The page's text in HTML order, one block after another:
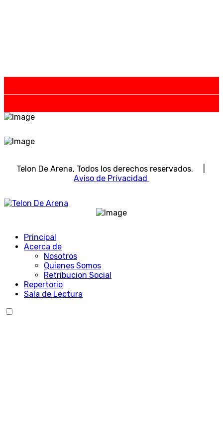
Telon De Arena, Todos los derechos reservados. |
Aviso de Privacidad
Principal
Acerca de
Nosotros
Quienes Somos
Retribucion Social
Repertorio
Sala de Lectura